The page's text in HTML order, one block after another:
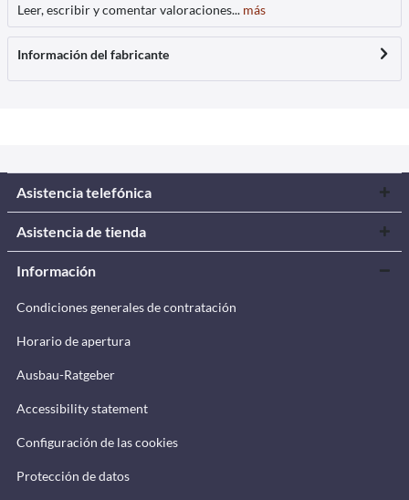
Leer, escribir y comentar valoraciones... más
Información del fabricante
Asistencia telefónica
Asistencia de tienda
Información
Condiciones generales de contratación
Horario de apertura
Ausbau-Ratgeber
Accessibility statement
Configuración de las cookies
Protección de datos